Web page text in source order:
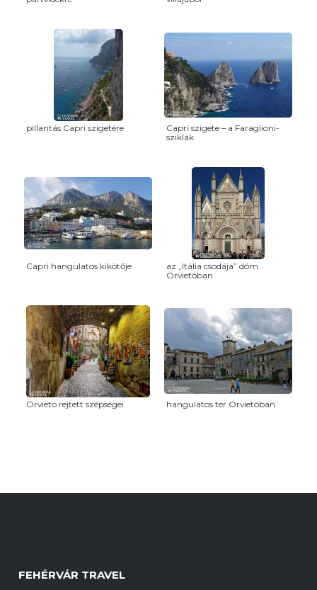
pillantás Capri szigetére
Capri szigete – a Faraglioni-
sziklák
Capri hangulatos kikötője
az „Itália csodája” dóm
Orvietóban
Orvieto rejtett szépségei hangulatos tér Orvietóban
FEHÉRVÁR TRAVEL